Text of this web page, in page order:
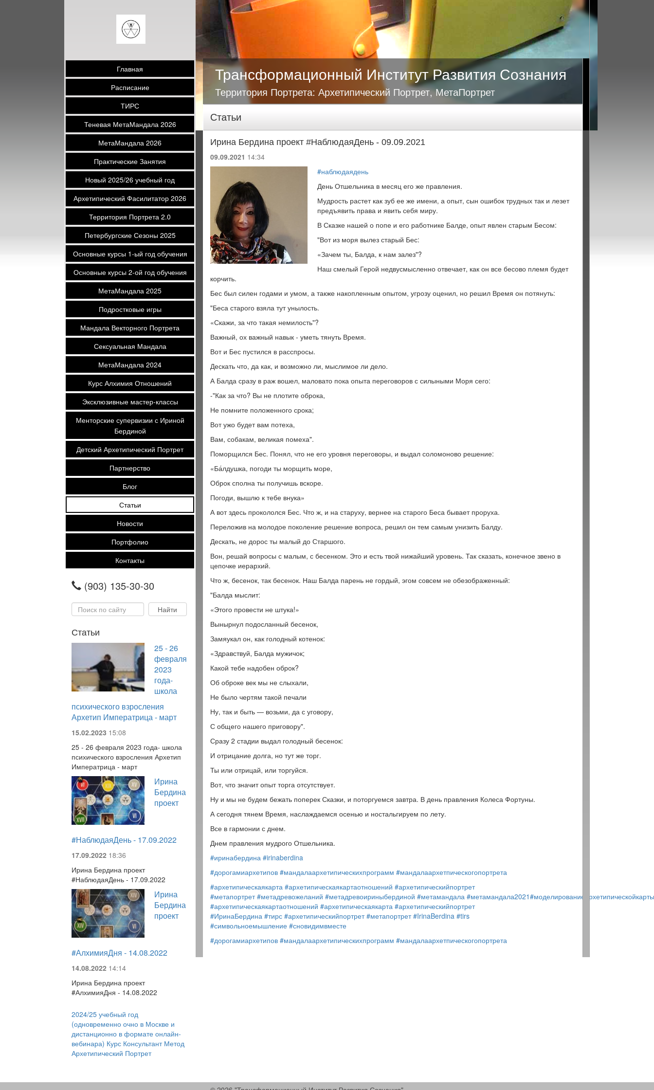
Главная
Расписание
ТИРС
Теневая МетаМандала 2026
МетаМандала 2026
Практические Занятия
Новый 2025/26 учебный год
Архетипический Фасилитатор 2026
Территория Портрета 2.0
Петербургские Сезоны 2025
Основные курсы 1-ый год обучения
Основные курсы 2-ой год обучения
МетаМандала 2025
Подростковые игры
Мандала Векторного Портрета
Сексуальная Мандала
МетаМандала 2024
Курс Алхимия Отношений
Эксклюзивные мастер-классы
Менторские супервизии с Ириной
Бердиной
Детский Архетипический Портрет
Партнерство
Блог
Статьи
Новости
Портфолио
Контакты
(903) 135-30-30
Статьи
25 - 26
февраля
2023
года-
школа
психического взросления
Архетип Императрица - март
15.02.2023 15:08
25 - 26 февраля 2023 года- школа
психического взросления Архетип
Императрица - март
Ирина
Бердина
проект
#НаблюдаяДень - 17.09.2022
17.09.2022 18:36
Ирина Бердина проект
#НаблюдаяДень - 17.09.2022
Ирина
Бердина
проект
#АлхимияДня - 14.08.2022
14.08.2022 14:14
Ирина Бердина проект
#АлхимияДня - 14.08.2022
2024/25 учебный год
(одновременно очно в Москве и
дистанционно в формате онлайн-
вебинара) Курс Консультант Метод
Архетипический Портрет
Трансформационный Институт Развития Сознания
Территория Портрета: Архетипический Портрет, МетаПортрет
Статьи
Ирина Бердина проект #НаблюдаяДень - 09.09.2021
09.09.2021 14:34
#наблюдаядень
День Отшельника в месяц его же правления.
Мудрость растет как зуб ее же имени, а опыт, сын ошибок трудных так и лезет
предъявить права и явить себя миру.
В Сказке нашей о попе и его работнике Балде, опыт явлен старым Бесом:
"Вот из моря вылез старый Бес:
«Зачем ты, Балда, к нам залез"?
Наш смелый Герой недвусмысленно отвечает, как он все бесово племя будет
корчить.
Бес был силен годами и умом, а также накопленным опытом, угрозу оценил, но решил Время он потянуть:
"Беса старого взяла тут унылость.
«Скажи, за что такая немилость"?
Важный, ох важный навык - уметь тянуть Время.
Вот и Бес пустился в расспросы.
Дескать что, да как, и возможно ли, мыслимое ли дело.
А Балда сразу в раж вошел, маловато пока опыта переговоров с силыными Моря сего:
-"Как за что? Вы не плотите оброка,
Не помните положенного срока;
Вот ужо будет вам потеха,
Вам, собакам, великая помеха".
Поморщился Бес. Понял, что не его уровня переговоры, и выдал соломоново решение:
«Ба́лдушка, погоди ты морщить море,
Оброк сполна ты получишь вскоре.
Погоди, вышлю к тебе внука»
А вот здесь прокололся Бес. Что ж, и на старуху, вернее на старого Беса бывает проруха.
Переложив на молодое поколение решение вопроса, решил он тем самым унизить Балду.
Дескать, не дорос ты малый до Старшого.
Вон, решай вопросы с малым, с бесенком. Это и есть твой нижайший уровень. Так сказать, конечное звено в
цепочке иерархий.
Что ж, бесенок, так бесенок. Наш Балда парень не гордый, эгом совсем не обезображенный:
"Балда мыслит:
«Этого провести не штука!»
Вынырнул подосланный бесенок,
Замяукал он, как голодный котенок:
«Здравствуй, Балда мужичок;
Какой тебе надобен оброк?
Об оброке век мы не слыхали,
Не было чертям такой печали
Ну, так и быть — возьми, да с уговору,
С общего нашего приговору".
Сразу 2 стадии выдал голодный бесенок:
И отрицание долга, но тут же торг.
Ты или отрицай, или торгуйся.
Вот, что значит опыт торга отсутствует.
Ну и мы не будем бежать поперек Сказки, и поторгуемся завтра. В день правления Колеса Фортуны.
А сегодня тянем Время, наслаждаемся осенью и ностальгируем по лету.
Все в гармонии с днем.
Днем правления мудрого Отшельника.
#иринабердина #irinaberdina
#дорогамиархетипов #мандалаархетипическихпрограмм #мандалаархетпическогопортрета
#архетипическаякарта #архетипическаякартаотношений #архетипическийпортрет
#метапортрет #метадревожеланий #метадревоириныбердиной #метамандала #метамандала2021#моделированиеархетипическойкарты
#архетипическаякартаотношений #архетипическаякарта #архетипическийпортрет
#ИринаБердина #тирс #архетипическийпортрет #метапортрет #IrinaBerdina #tirs
#символьноемышление #сновидимвместе
#дорогамиархетипов #мандалаархетипическихпрограмм #мандалаархетпическогопортрета